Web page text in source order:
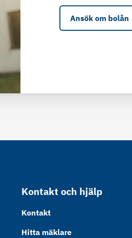
Ansök om bolån
Kontakt och hjälp
Kontakt
Hitta mäklare